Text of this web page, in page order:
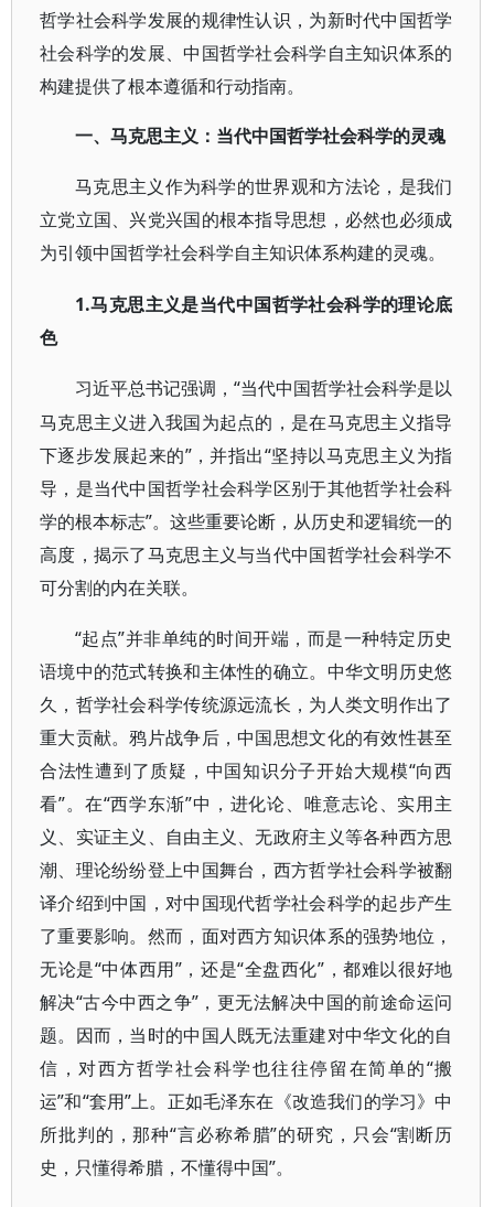
哲学社会科学发展的规律性认识，为新时代中国哲学
社会科学的发展、中国哲学社会科学自主知识体系的
构建提供了根本遵循和行动指南。
一、马克思主义：当代中国哲学社会科学的灵魂
马克思主义作为科学的世界观和方法论，是我们
立党立国、兴党兴国的根本指导思想，必然也必须成
为引领中国哲学社会科学自主知识体系构建的灵魂。
1.马克思主义是当代中国哲学社会科学的理论底
色
习近平总书记强调，“当代中国哲学社会科学是以
马克思主义进入我国为起点的，是在马克思主义指导
下逐步发展起来的”，并指出“坚持以马克思主义为指
导，是当代中国哲学社会科学区别于其他哲学社会科
学的根本标志”。这些重要论断，从历史和逻辑统一的
高度，揭示了马克思主义与当代中国哲学社会科学不
可分割的内在关联。
“起点”并非单纯的时间开端，而是一种特定历史
语境中的范式转换和主体性的确立。中华文明历史悠
久，哲学社会科学传统源远流长，为人类文明作出了
重大贡献。鸦片战争后，中国思想文化的有效性甚至
合法性遭到了质疑，中国知识分子开始大规模“向西
看”。在“西学东渐”中，进化论、唯意志论、实用主
义、实证主义、自由主义、无政府主义等各种西方思
潮、理论纷纷登上中国舞台，西方哲学社会科学被翻
译介绍到中国，对中国现代哲学社会科学的起步产生
了重要影响。然而，面对西方知识体系的强势地位，
无论是“中体西用”，还是“全盘西化”，都难以很好地
解决“古今中西之争”，更无法解决中国的前途命运问
题。因而，当时的中国人既无法重建对中华文化的自
信，对西方哲学社会科学也往往停留在简单的“搬
运”和“套用”上。正如毛泽东在《改造我们的学习》中
所批判的，那种“言必称希腊”的研究，只会“割断历
史，只懂得希腊，不懂得中国”。